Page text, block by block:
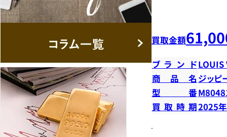
買取金額
ブランドLOUIS
商品名 ジッピ
型番
買取時期2025